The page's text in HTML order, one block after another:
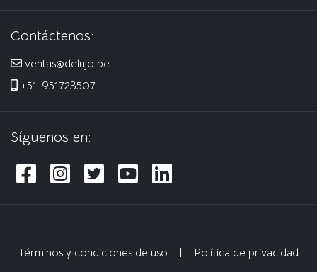
Contáctenos:
ventas@delujo.pe
+51-951723507
Síguenos en:
Términos y condiciones de uso | Política de privacidad